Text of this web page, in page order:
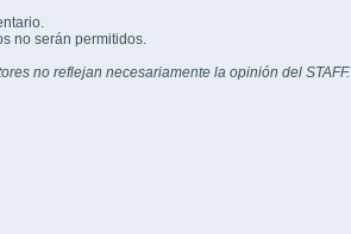
no serán permitidos.
no reflejan necesariamente la opinión del STAFF.